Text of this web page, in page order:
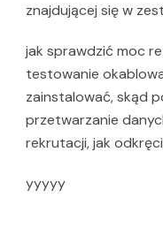
znajdującej się w
jak sprawdzić moc
testowanie
zainstalować, skąd
przetwarzanie
rekrutacji, jak
yyyyy